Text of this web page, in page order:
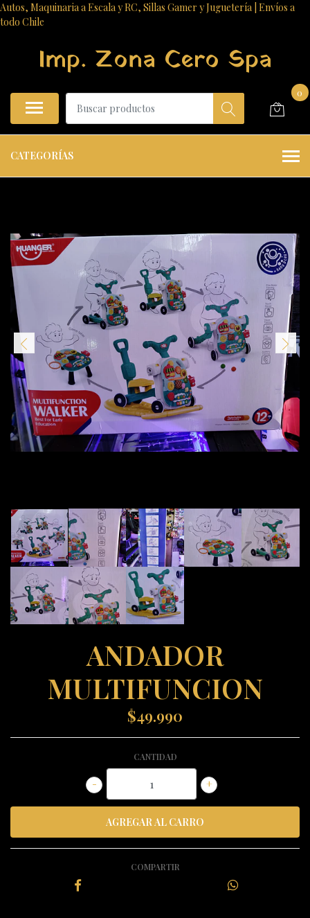
Autos, Maquinaria a Escala y RC, Sillas Gamer y Juguetería | Envíos a
todo Chile
Imp. Zona Cero Spa
0
CATEGORÍAS
ANDADOR
MULTIFUNCION
$49.990
CANTIDAD
+
-
COMPARTIR